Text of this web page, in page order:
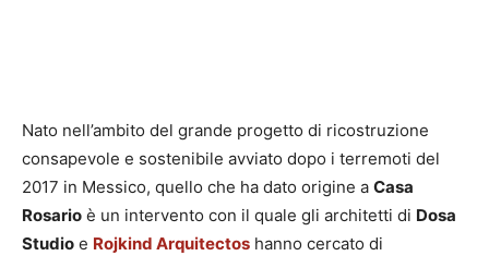
Nato nell’ambito del grande progetto di ricostruzione
consapevole e sostenibile avviato dopo i terremoti del
2017 in Messico, quello che ha dato origine a Casa
Rosario è un intervento con il quale gli architetti di Dosa
Studio e Rojkind Arquitectos hanno cercato di